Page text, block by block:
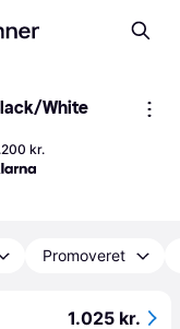
White
kr.
Promoveret
1.025 kr.